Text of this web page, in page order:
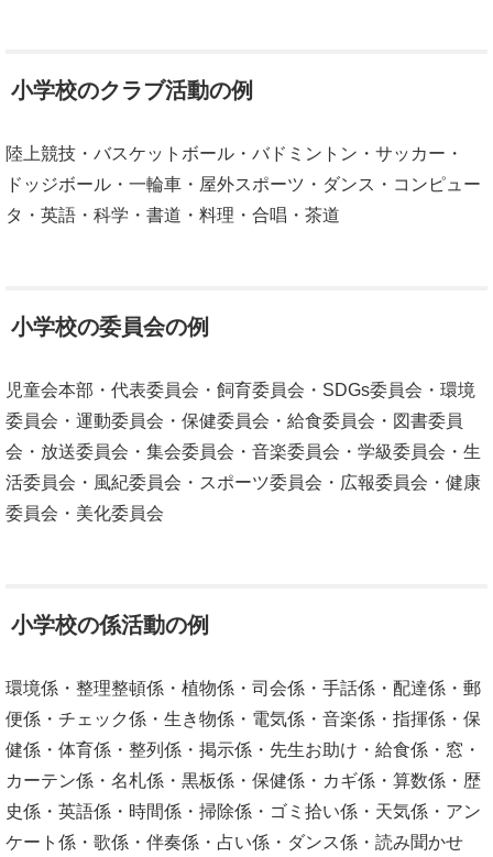
小学校のクラブ活動の例
陸上競技・バスケットボール・バドミントン・サッカー・
ドッジボール・一輪車・屋外スポーツ・ダンス・コンピュー
タ・英語・科学・書道・料理・合唱・茶道
小学校の委員会の例
児童会本部・代表委員会・飼育委員会・SDGs委員会・環境
委員会・運動委員会・保健委員会・給食委員会・図書委員
会・放送委員会・集会委員会・音楽委員会・学級委員会・生
活委員会・風紀委員会・スポーツ委員会・広報委員会・健康
委員会・美化委員会
小学校の係活動の例
環境係・整理整頓係・植物係・司会係・手話係・配達係・郵
便係・チェック係・生き物係・電気係・音楽係・指揮係・保
健係・体育係・整列係・掲示係・先生お助け・給食係・窓・
カーテン係・名札係・黒板係・保健係・カギ係・算数係・歴
史係・英語係・時間係・掃除係・ゴミ拾い係・天気係・アン
ケート係・歌係・伴奏係・占い係・ダンス係・読み聞かせ